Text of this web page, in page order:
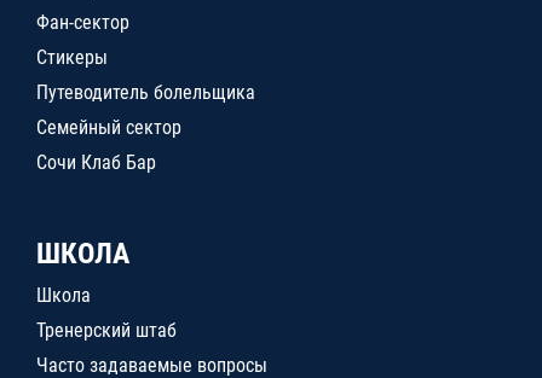
Фан-сектор
Стикеры
Путеводитель болельщика
Семейный сектор
Сочи Клаб Бар
ШКОЛА
Школа
Тренерский штаб
Часто задаваемые вопросы